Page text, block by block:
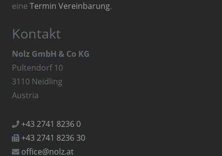
eine Termin Vereinbarung.
Kontakt
Nolz GmbH & Co KG
Pultendorf 10
3110 Neidling
Austria
 +43 2741 8236 0
 +43 2741 8236 30
 office@nolz.at